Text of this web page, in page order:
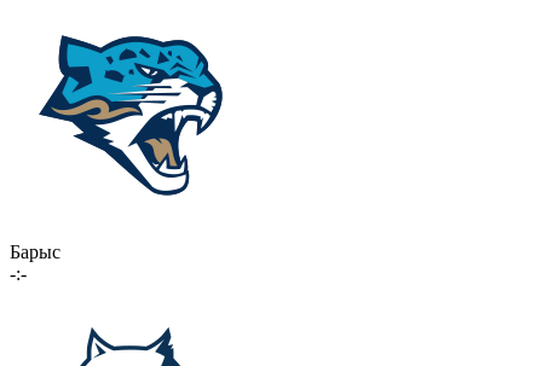
Барыс
-:-